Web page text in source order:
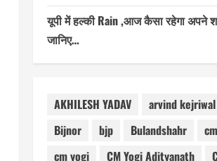
यूपी में हल्की Rain ,आज कैसा रहेगा अपने
जानिए…
AKHILESH YADAV arvind kejriwal
Bijnor
bjp Bulandshahr
cm yogi
CM Yogi Adityanath